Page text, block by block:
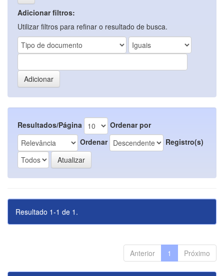
Adicionar filtros:
Utilizar filtros para refinar o resultado de busca.
Resultados/Página
Ordenar por
Ordenar
Registro(s)
Resultado 1-1 de 1.
Anterior 1 Próximo